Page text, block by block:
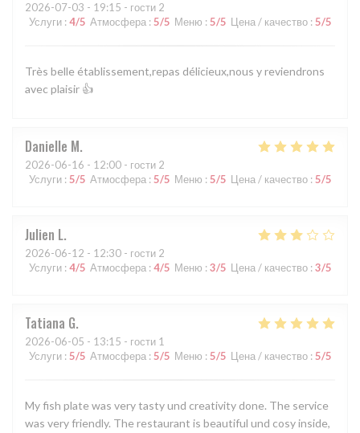
2026-07-03 - 19:15 - гости 2
Услуги : 4/5 Атмосфера : 5/5 Меню : 5/5 Цена / качество : 5/5
Très belle établissement,repas délicieux,nous y reviendrons
avec plaisir 👍
Danielle M
2026-06-16 - 12:00 - гости 2
Услуги : 5/5 Атмосфера : 5/5 Меню : 5/5 Цена / качество : 5/5
Julien L
2026-06-12 - 12:30 - гости 2
Услуги : 4/5 Атмосфера : 4/5 Меню : 3/5 Цена / качество : 3/5
Tatiana G
2026-06-05 - 13:15 - гости 1
Услуги : 5/5 Атмосфера : 5/5 Меню : 5/5 Цена / качество : 5/5
My fish plate was very tasty und creativity done. The service
was very friendly. The restaurant is beautiful und cosy inside,